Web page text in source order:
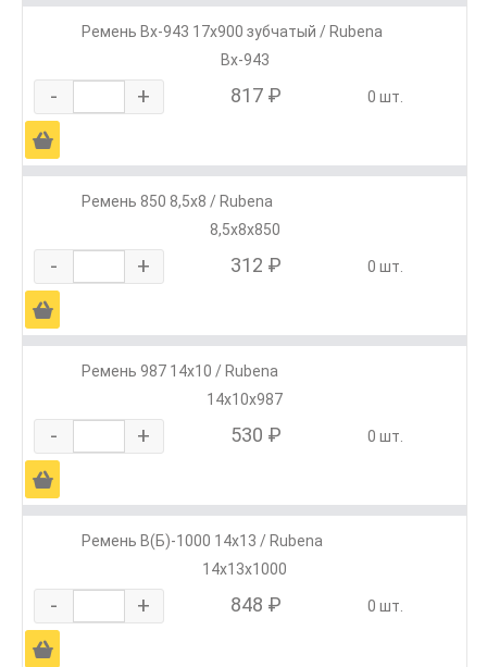
Ремень Вх-943 17х900 зубчатый / Rubena
Вх-943
- + 817 ₽ 0 шт.
Ä
Ремень 850 8,5х8 / Rubena
8,5х8х850
- + 312 ₽ 0 шт.
Ä
Ремень 987 14х10 / Rubena
14х10х987
- + 530 ₽ 0 шт.
Ä
Ремень В(Б)-1000 14х13 / Rubena
14х13х1000
- + 848 ₽ 0 шт.
Ä